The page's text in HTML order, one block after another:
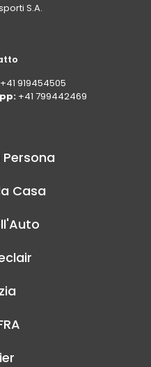
S.A.
+41 919454505
+41 799442469
Casa